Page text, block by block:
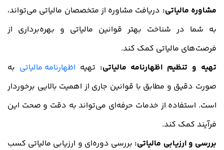
مشاوره مالیاتی: دریافت مشاوره از متخصصان مالیاتی می‌تواند،
به شما در شناخت بهتر قوانین مالیاتی و بهره‌برداری از
فرصت‌های مالیاتی کمک کند.
تهیه و تنظیم اظهارنامه مالیاتی: تهیه اظهارنامه مالیاتی به
صورت دقیق و مطابق با قوانین جاری از اهمیت بالایی برخوردار
است. استفاده از خدمات حرفه‌ای می‌تواند به دقت و صحت این
فرآیند کمک کند.
بررسی و ارزیابی مالیاتی: بررسی دوره‌ای و ارزیابی مالیاتی کسب